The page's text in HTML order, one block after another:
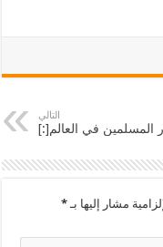
التالي
مشار إليها بـ*